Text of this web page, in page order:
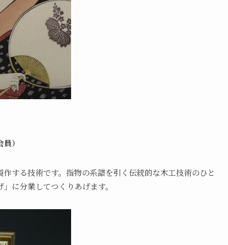
）
する技術です。指物の系譜を引く伝統的な木工技術のひと
に分業してつくりあげます。